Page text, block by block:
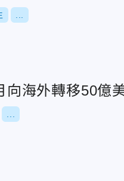
向海外轉移50億